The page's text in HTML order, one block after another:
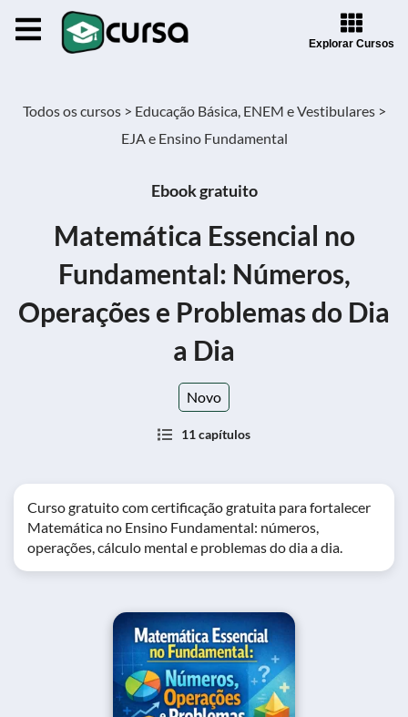
Explorar Cursos
Todos os cursos > Educação Básica, ENEM e Vestibulares >
EJA e Ensino Fundamental
Ebook gratuito
Matemática Essencial no
Fundamental: Números,
Operações e Problemas do Dia
a Dia
Novo
11 capítulos
Curso gratuito com certificação gratuita para fortalecer
Matemática no Ensino Fundamental: números,
operações, cálculo mental e problemas do dia a dia.